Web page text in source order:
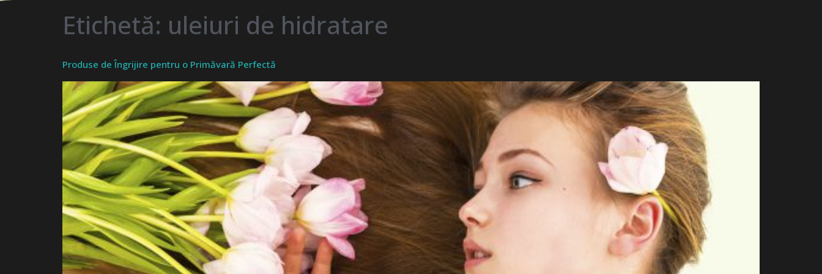
Etichetă: uleiuri de hidratare
Produse de Îngrijire pentru o Primăvară Perfectă